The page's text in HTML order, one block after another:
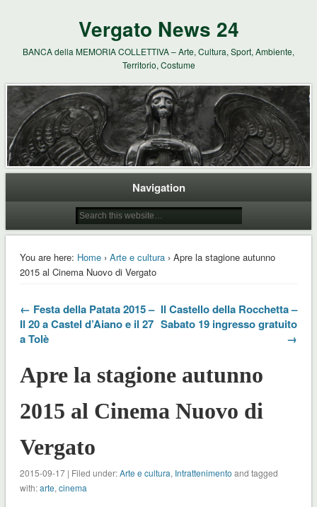
Vergato News 24
BANCA della MEMORIA COLLETTIVA – Arte, Cultura, Sport, Ambiente,
Territorio, Costume
Navigation
You are here: Home› Arte e cultura› Apre la stagione autunno
2015 al Cinema Nuovo di Vergato
← Festa della Patata 2015 –
Il 20 a Castel d’Aiano e il 27
a Tolè
Il Castello della Rocchetta –
Sabato 19 ingresso gratuito
→
Apre la stagione autunno
2015 al Cinema Nuovo di
Vergato
2015-09-17 | Filed under:Arte e cultura, Intrattenimento and tagged
with:arte, cinema